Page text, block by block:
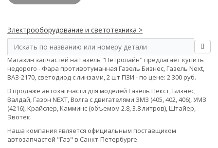
Электрооборудование и светотехника >
Магазин запчастей на Газель "Петролайн" предлагает купить
недорого - Фара противотуманная Газель Бизнес, Газель Next,
ВАЗ-2170, светодиод с линзами, 2 шт ПЗИ - по цене: 2 300 руб.
В продаже автозапчасти для моделей Газель Некст, Бизнес,
Валдай, Газон NEXT, Волга с двигателями ЗМЗ (405, 402, 406), УМЗ
(4216), Крайслер, Камминс (объемом 2.8, 3.8 литров), Штайер,
Эвотек.
Наша компания является официальным поставщиком
автозапчастей "Газ" в Санкт-Петербурге.